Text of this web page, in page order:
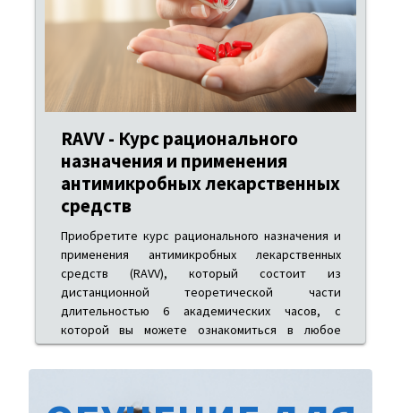
RAVV - Курс рационального
назначения и применения
антимикробных лекарственных
средств
Приобретите курс рационального назначения и
применения антимикробных лекарственных
средств (RAVV), который состоит из
дистанционной теоретической части
длительностью 6 академических часов, с
которой вы можете ознакомиться в любое
удобное для вас время. После ознакомления с
теоретической частью курса проводится тест
выдается электронный вариант сертификата.